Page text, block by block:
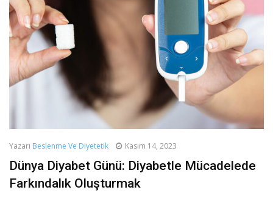
Yazarı Beslenme Ve Diyetetik Kasım 14, 2023
Dünya Diyabet Günü: Diyabetle Mücadelede
Farkındalık Oluşturmak